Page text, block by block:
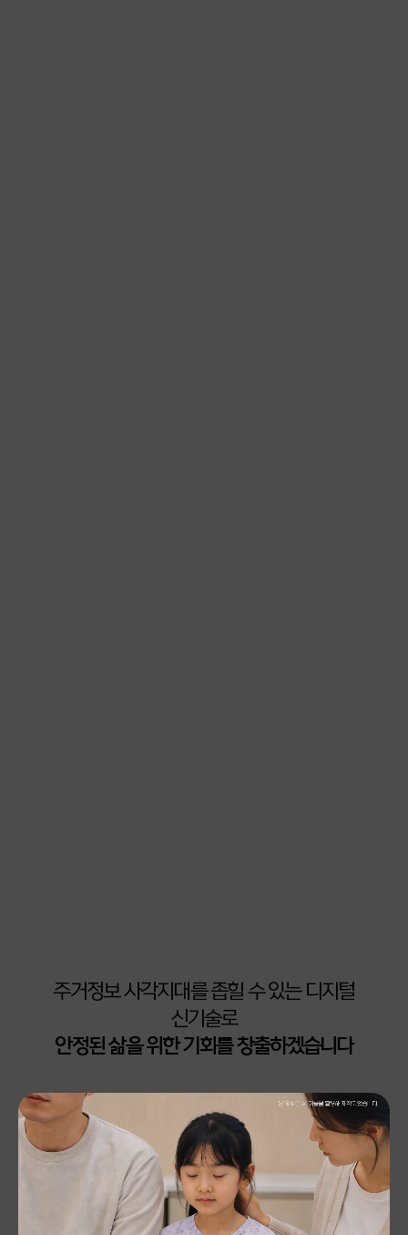
주거정보 사각지대를 좁힐 수 있는 디지털
신기술로
안정된 삶을 위한 기회를 창출하겠습니다
누적 3,600만명 이상, 월별 50만건,
한해 600만건 이상의 주거정보 컨설팅